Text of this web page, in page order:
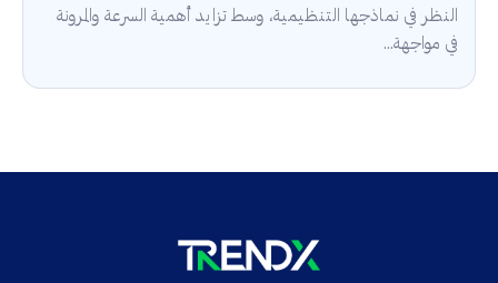
النظر في نماذجها التنظيمية، وسط تزايد أهمية السرعة والمرونة
في مواجهة...